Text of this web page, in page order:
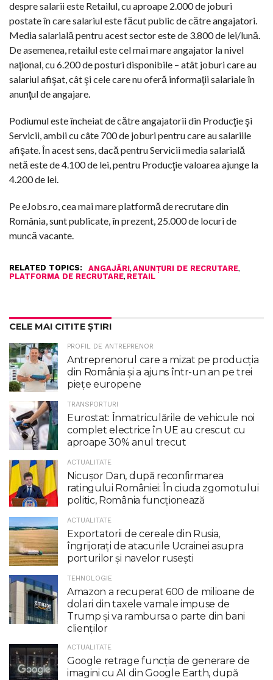
despre salarii este Retailul, cu aproape 2.000 de joburi
postate în care salariul este făcut public de către angajatori.
Media salarială pentru acest sector este de 3.800 de lei/lună.
De asemenea, retailul este cel mai mare angajator la nivel
naţional, cu 6.200 de posturi disponibile – atât joburi care au
salariul afişat, cât şi cele care nu oferă informaţii salariale în
anunţul de angajare.
Podiumul este încheiat de către angajatorii din Producţie şi
Servicii, ambii cu câte 700 de joburi pentru care au salariile
afişate. În acest sens, dacă pentru Servicii media salarială
netă este de 4.100 de lei, pentru Producţie valoarea ajunge la
4.200 de lei.
Pe eJobs.ro, cea mai mare platformă de recrutare din
România, sunt publicate, în prezent, 25.000 de locuri de
muncă vacante.
RELATED TOPICS: ANGAJĂRI, ANUNȚURI DE RECRUTARE,
PLATFORMA DE RECRUTARE, RETAIL
CELE MAI CITITE ȘTIRI
PROFIL DE ANTREPRENOR
Antreprenorul care a mizat pe producția
din România și a ajuns într-un an pe trei
piețe europene
TRANSPORTURI
Eurostat: Înmatriculările de vehicule noi
complet electrice în UE au crescut cu
aproape 30% anul trecut
ACTUALITATE
Nicuşor Dan, după reconfirmarea
ratingului României: În ciuda zgomotului
politic, România funcţionează
ACTUALITATE
Exportatorii de cereale din Rusia,
îngrijorați de atacurile Ucrainei asupra
porturilor și navelor rusești
TEHNOLOGIE
Amazon a recuperat 600 de milioane de
dolari din taxele vamale impuse de
Trump şi va rambursa o parte din bani
clienţilor
ACTUALITATE
Google retrage funcţia de generare de
imagini cu AI din Google Earth, după